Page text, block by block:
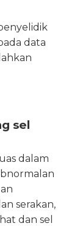
data
sel
dalam
serakan,
dan sel